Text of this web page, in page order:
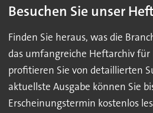
Besuchen Sie unser
Finden Sie heraus, was die
das umfangreiche Heftarchiv für
profitieren Sie von detaillierten
aktuellste Ausgabe können Sie
Erscheinungstermin kostenlos